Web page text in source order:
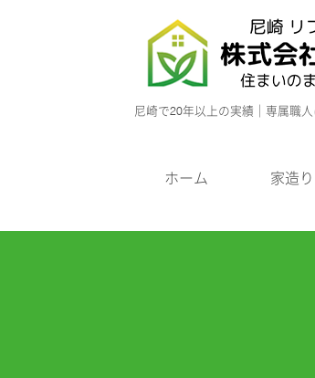
尼崎で20年以上の実績｜専属職
ホーム 家造